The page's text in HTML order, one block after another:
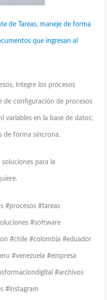
de Tareas, maneje de forma
que ingresan al
integre los procesos
de configuración de procesos
variables en la base de datos;
de forma síncrona.
para la
#procesos #tareas
#software
#chile #colombia #eduador
#venezuela #empresa
#archivos
#instagram